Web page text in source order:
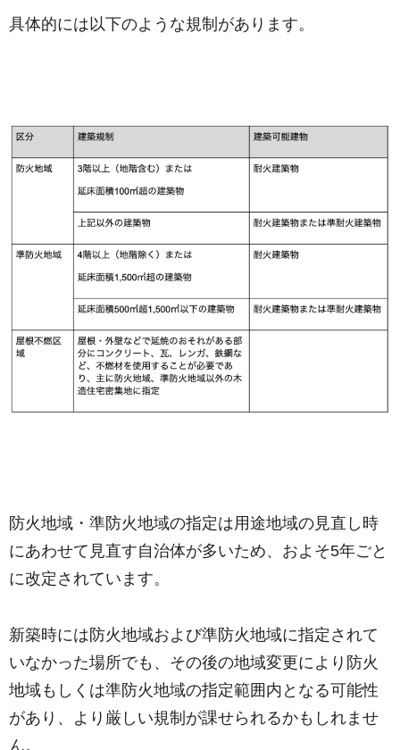
具体的には以下のような規制があります。
防火地域・準防火地域の指定は用途地域の見直し時
にあわせて見直す自治体が多いため、およそ5年ごと
に改定されています。
新築時には防火地域および準防火地域に指定されて
いなかった場所でも、その後の地域変更により防火
地域もしくは準防火地域の指定範囲内となる可能性
があり、より厳しい規制が課せられるかもしれませ
ん。